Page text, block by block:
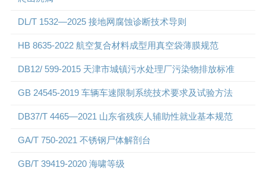
DL/T 1532—2025 接地网腐蚀诊断技术导则
HB 8635-2022 航空复合材料成型用真空袋薄膜规范
DB12/ 599-2015 天津市城镇污水处理厂污染物排放标准
GB 24545-2019 车辆车速限制系统技术要求及试验方法
DB37/T 4465—2021 山东省残疾人辅助性就业基本规范
GA/T 750-2021 不锈钢尸体解剖台
GB/T 39419-2020 海啸等级